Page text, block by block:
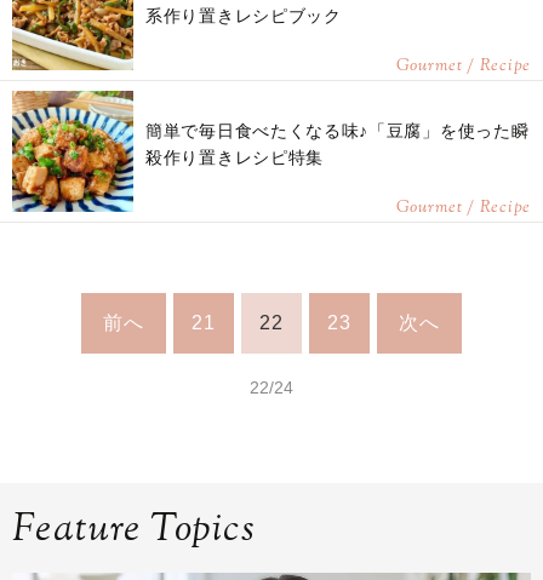
系作り置きレシピブック
Gourmet / Recipe
簡単で毎日食べたくなる味♪「豆腐」を使った瞬
殺作り置きレシピ特集
Gourmet / Recipe
前へ 21 22 23 次へ
22/24
Feature Topics